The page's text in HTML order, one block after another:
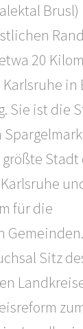
20
in
Sie ist die
Stadt
für die
Sitz